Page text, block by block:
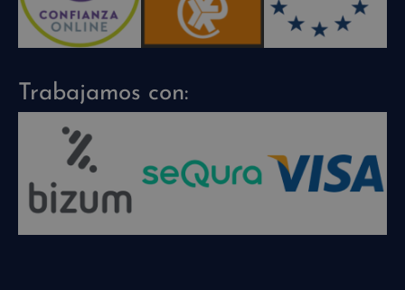
Trabajamos con: